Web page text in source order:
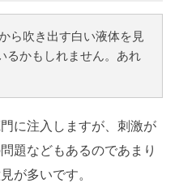
ら吹き出す白い液体を見
るかもしれません。あれ
に注入しますが、刺激が
題などもあるのであまり
が多いです。